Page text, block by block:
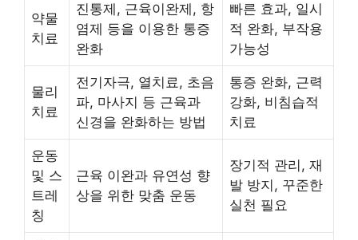
약물
치료
진통제, 근육이완제, 항
염제 등을 이용한 통증
완화
빠른 효과, 일시
적 완화, 부작용
가능성
물리
치료
전기자극, 열치료, 초음
파, 마사지 등 근육과
신경을 완화하는 방법
통증 완화, 근력
강화, 비침습적
치료
운동
및 스
트레
칭
근육 이완과 유연성 향
상을 위한 맞춤 운동
장기적 관리, 재
발 방지, 꾸준한
실천 필요